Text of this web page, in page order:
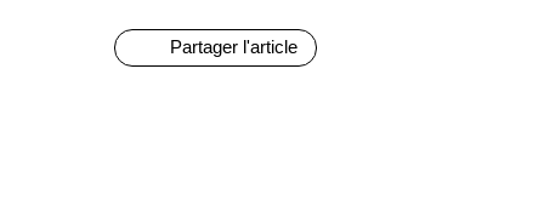
Partager l'article